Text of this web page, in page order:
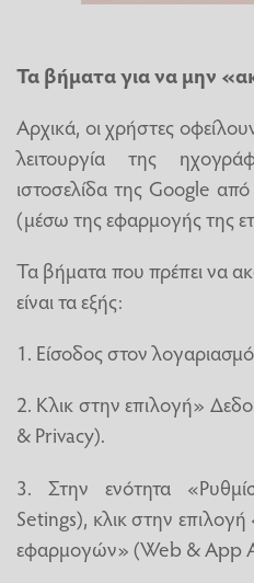
Τα βήματα για να μην
Αρχικά, οι χρήστες
λειτουργία της
ιστοσελίδα της Google
(μέσω της εφαρμογής της
Τα βήματα που πρέπει να
είναι τα εξής:
1. Είσοδος στον
2. Κλικ στην επιλογή»
& Privacy).
3. Στην ενότητα
Setings), κλικ στην
εφαρμογών» (Web & App